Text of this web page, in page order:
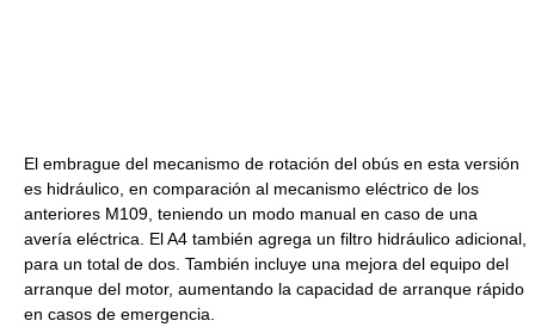
El embrague del mecanismo de rotación del obús en esta versión
es hidráulico, en comparación al mecanismo eléctrico de los
anteriores M109, teniendo un modo manual en caso de una
avería eléctrica. El A4 también agrega un filtro hidráulico adicional,
para un total de dos. También incluye una mejora del equipo del
arranque del motor, aumentando la capacidad de arranque rápido
en casos de emergencia.